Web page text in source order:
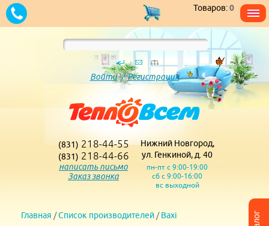
Товаров:0
Войти/Регистрация
(831) 218-44-55
(831) 218-44-66
написать письмо
Заказ звонка
Нижний Новгород,
ул. Генкиной, д. 40
пн-пт с 9:00-19:00
сб с 9:00-16:00
вс выходной
Главная /Список производителей / Baxi